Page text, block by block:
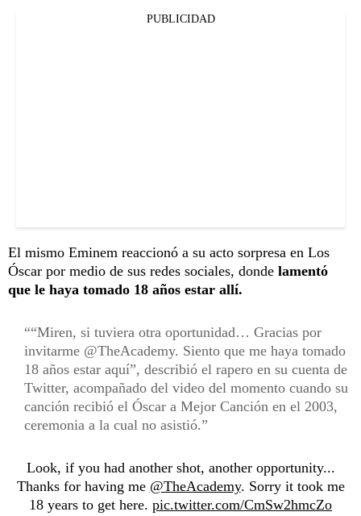
PUBLICIDAD
El mismo Eminem reaccionó a su acto sorpresa en Los
Óscar por medio de sus redes sociales, donde lamentó
que le haya tomado 18 años estar allí.
“Miren, si tuviera otra oportunidad… Gracias por
invitarme @TheAcademy. Siento que me haya tomado
18 años estar aquí”, describió el rapero en su cuenta de
Twitter, acompañado del video del momento cuando su
canción recibió el Óscar a Mejor Canción en el 2003,
ceremonia a la cual no asistió.
Look, if you had another shot, another opportunity...
Thanks for having me @TheAcademy. Sorry it took me
18 years to get here. pic.twitter.com/CmSw2hmcZo